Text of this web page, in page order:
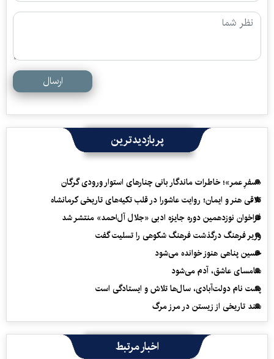
ارسال
پربازدیدترین
«سفرِ عمر»؛ خاطرات ماندگار بانی چنارهای استوار ورودی گرگان
تلاقی هنر و ایمان؛ روایت عاشورا در قلب تکیه‌های تاریخی کرمانشاه
فراخوان نوزدهمین دوره جایزه ادبی «جلال آل‌احمد» منتشر شد
وزیر فرهنگ درگذشت فرهنگ شکوهی را تسلیت گفت
حسین پناهی هنوز خوانده می‌شود
سامسای عاشق، آدم می‌شود
پشت نام دولت‌آبادی، سال‌ها تلاش و ایستادگی است
سند تاریخی از زیستن در مرز مرگ
اخبار مرتبط